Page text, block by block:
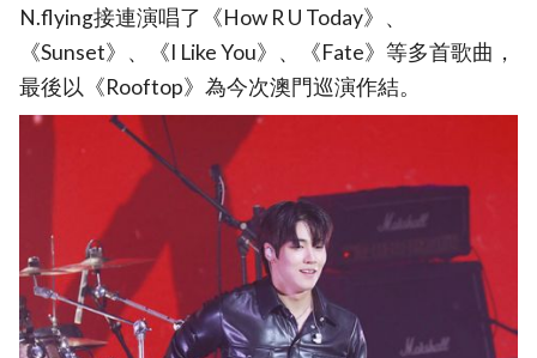
N.flying接連演唱了《How R U Today》、
《Sunset》、《I Like You》、《Fate》等多首歌曲，
最後以《Rooftop》為今次澳門巡演作結。